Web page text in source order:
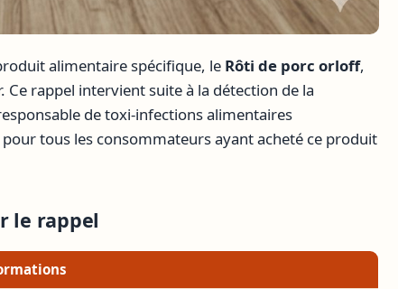
alimentaire spécifique, le Rôti de porc orloff,
rappel intervient suite à la détection de la
de toxi-infections alimentaires
tous les consommateurs ayant acheté ce produit
le rappel